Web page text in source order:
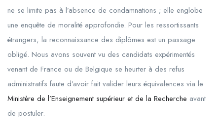
ne se limite pas à l’absence de condamnations ; elle englobe
une enquête de moralité approfondie. Pour les ressortissants
étrangers, la reconnaissance des diplômes est un passage
obligé. Nous avons souvent vu des candidats expérimentés
venant de France ou de Belgique se heurter à des refus
administratifs faute d’avoir fait valider leurs équivalences via le
Ministère de l’Enseignement supérieur et de la Recherche avant
de postuler.